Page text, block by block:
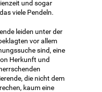
und sogar
viele Pendeln.
leiden unter der
vor allem
sind, eine
Herkunft und
die nicht dem
kaum eine